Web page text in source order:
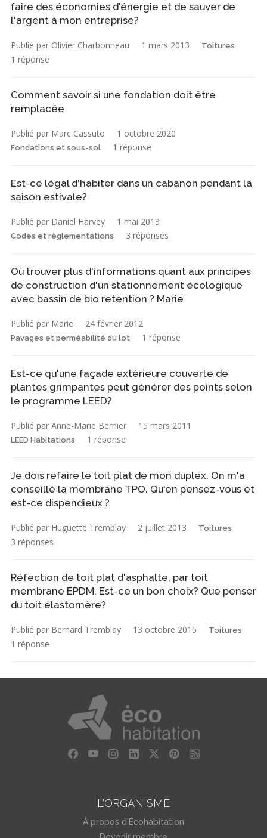
faire des économies d'énergie et de sauver de
l'argent à mon entreprise?
Publié par Olivier Charbonneau 1 mars 2013 Toitures
1 réponse
Comment savoir si une fondation doit être
remplacée
Publié par Marc Cassuto 1 octobre 2020
Fondations et sous-sol 1 réponse
Est-ce légal d'habiter dans un cabanon pendant la
saison estivale?
Publié par Daniel Harvey 1 mai 2013
Codes et règlementations 3 réponses
Où trouver plus d'informations quant aux principes
de construction d'un stationnement écologique
avec bassin de bio retention ? Marie
Publié par Marie 24 février 2012
Pavages et perméabilité du lot 1 réponse
Est-ce qu'une façade extérieure couverte de
plantes grimpantes peut générer des points selon
le programme LEED?
Publié par Anne-Marie Bernier 15 mars 2011
LEED Habitations 1 réponse
Je dois refaire le toit plat de mon duplex. On m'a
conseillé la membrane TPO. Qu'en pensez-vous et
est-ce dispendieux ?
Publié par Huguette Tremblay 2 juillet 2013 Toitures
3 réponses
Réfection de toit plat d'asphalte, par toit
membrane EPDM. Est-ce un bon choix? Que penser
du toit élastomère?
Publié par Bernard Tremblay 13 octobre 2015 Toitures
1 réponse
L'ORGANISME
À propos d'Écohabitation